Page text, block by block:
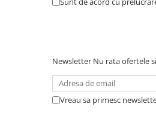
Amortizor capota
Amortizor portbagaj/hayon
Newsletter Nu rata ofertele
Vreau sa primesc